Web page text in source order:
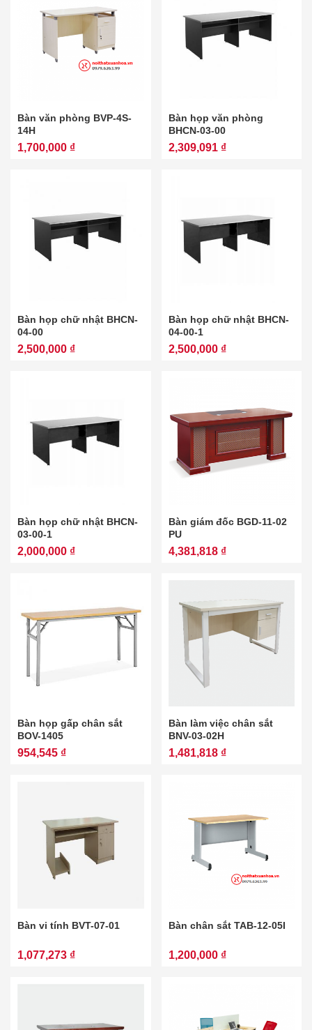
Bàn văn phòng BVP-4S-
14H
1,700,000 ₫
Bàn họp văn phòng
BHCN-03-00
2,309,091 ₫
Bàn họp chữ nhật BHCN-
04-00
2,500,000 ₫
Bàn họp chữ nhật BHCN-
04-00-1
2,500,000 ₫
Bàn họp chữ nhật BHCN-
03-00-1
2,000,000 ₫
Bàn giám đốc BGD-11-02
PU
4,381,818 ₫
Bàn họp gấp chân sắt
BOV-1405
954,545 ₫
Bàn làm việc chân sắt
BNV-03-02H
1,481,818 ₫
Bàn vi tính BVT-07-01
1,077,273 ₫
Bàn chân sắt TAB-12-05I
1,200,000 ₫